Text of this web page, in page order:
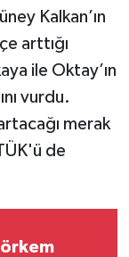
Kalkan’ın
arttığı
ile Oktay’ın
vurdu.
merak
de